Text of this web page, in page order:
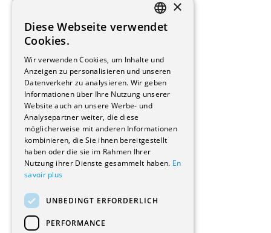
Hersteller/Lieferanten
Bauherrschaften
Stockwerkeigentum
Reportagen
Wohnungen
Renovierungen
Innere Umbauten
Gastgewerbe und Tourismus
Verwaltungsgebäude und Geschäfte
Schuleinrichtungen
Medizinische Einrichtungen
Kultur - Sport - Freizeit
Industrie - Handwerk
Transport und Parkplätze
FRENCH
×
Diese Webseite verwendet
Cookies.
Wir verwenden Cookies, um Inhalte und
Anzeigen zu personalisieren und unseren
Datenverkehr zu analysieren. Wir geben
Informationen über Ihre Nutzung unserer
Website auch an unsere Werbe- und
Analysepartner weiter, die diese
möglicherweise mit anderen Informationen
kombinieren, die Sie ihnen bereitgestellt
haben oder die sie im Rahmen Ihrer
Nutzung ihrer Dienste gesammelt haben. En
savoir plus
UNBEDINGT ERFORDERLICH
PERFORMANCE